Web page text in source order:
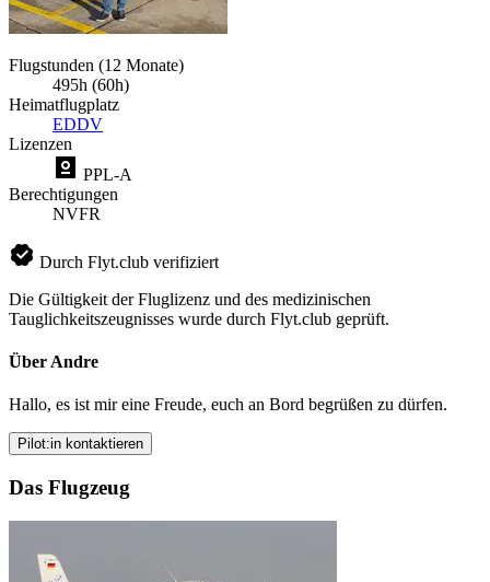
Flugstunden (12 Monate)
495h (60h)
Heimatflugplatz
EDDV
Lizenzen
PPL-A
Berechtigungen
NVFR
Durch Flyt.club verifiziert
Die Gültigkeit der Fluglizenz und des medizinischen
Tauglichkeitszeugnisses wurde durch Flyt.club geprüft.
Über Andre
Hallo, es ist mir eine Freude, euch an Bord begrüßen zu dürfen.
Pilot:in kontaktieren
Das Flugzeug